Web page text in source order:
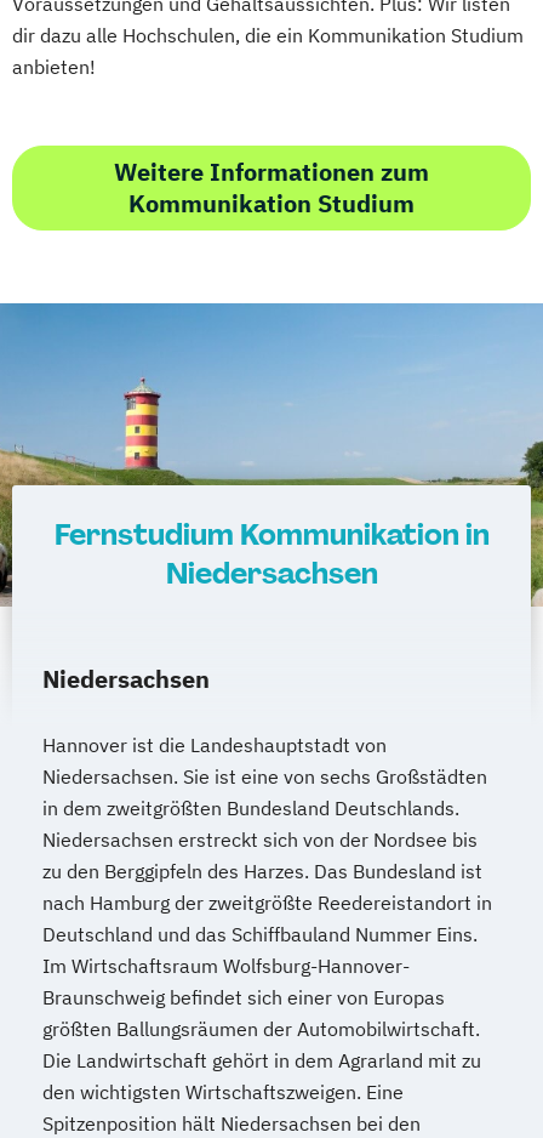
dir dazu alle Hochschulen, die ein Kommunikation Studium
anbieten!
Weitere Informationen zum
Kommunikation Studium
Fernstudium Kommunikation in
Niedersachsen
Niedersachsen
Hannover ist die Landeshauptstadt von
Niedersachsen. Sie ist eine von sechs Großstädten
in dem zweitgrößten Bundesland Deutschlands.
Niedersachsen erstreckt sich von der Nordsee bis
zu den Berggipfeln des Harzes. Das Bundesland ist
nach Hamburg der zweitgrößte Reedereistandort in
Deutschland und das Schiffbauland Nummer Eins.
Im Wirtschaftsraum Wolfsburg-Hannover-
Braunschweig befindet sich einer von Europas
größten Ballungsräumen der Automobilwirtschaft.
Die Landwirtschaft gehört in dem Agrarland mit zu
den wichtigsten Wirtschaftszweigen. Eine
Spitzenposition hält Niedersachsen bei den